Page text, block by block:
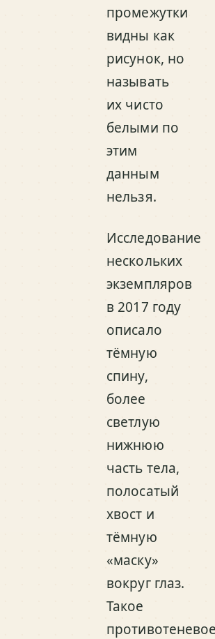
промежутки
видны как
рисунок, но
называть
их чисто
белыми по
этим
данным
нельзя.
Исследование
нескольких
экземпляров
в 2017 году
описало
тёмную
спину,
более
светлую
нижнюю
часть тела,
полосатый
хвост и
тёмную
«маску»
вокруг глаз.
Такое